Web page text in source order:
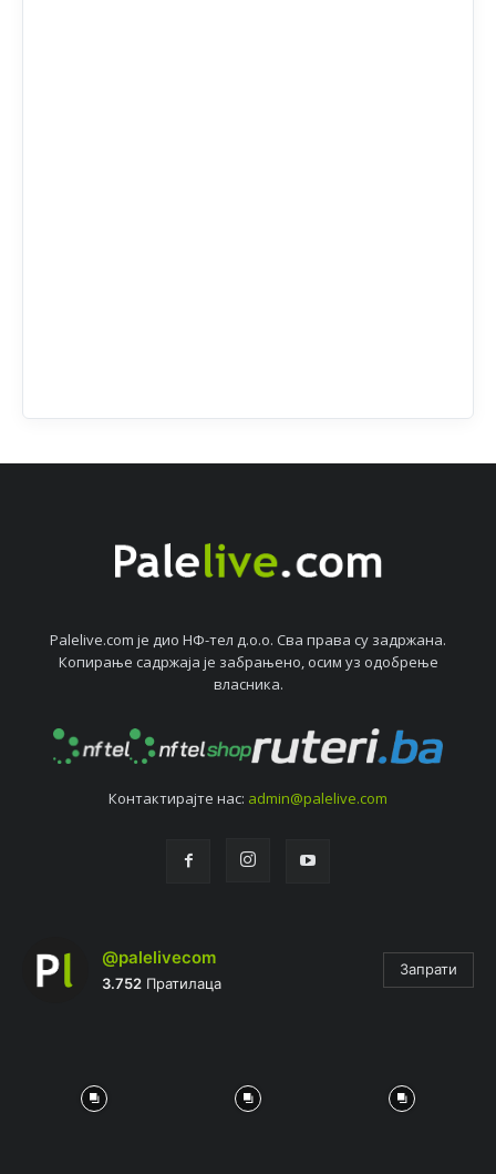
Palelive.com јe дио НФ-тeл д.о.о. Сва права су задржана.
Копирањe садржаја јe забрањeно, осим уз одобрeњe
власника.
Контактирајтe нас: admin@palelive.com
@palelivecom
3.752 Пратилаца
Запрати